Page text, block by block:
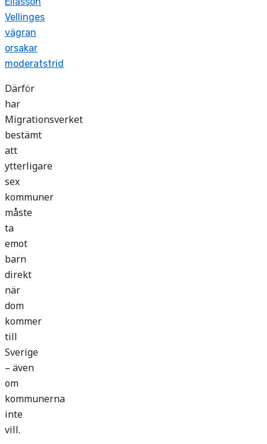
Vellinges
vägran
orsakar
moderatstrid
Därför
har
Migrationsverket
bestämt
att
ytterligare
sex
kommuner
måste
ta
emot
barn
direkt
när
dom
kommer
till
Sverige
– även
om
kommunerna
inte
vill.